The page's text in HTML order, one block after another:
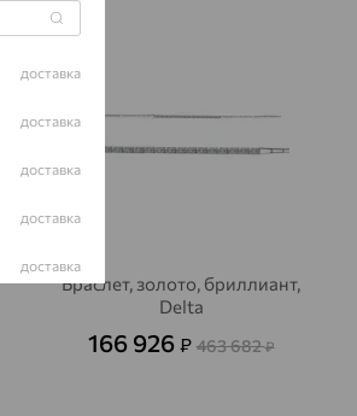
ФОРМА ОГРАНКИ
Браслет, золото, бриллиант,
Delta
166 926 ₽ 463 682₽
доставка
доставка
доставка
доставка
доставка